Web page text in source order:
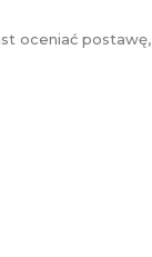
oceniać postawę,